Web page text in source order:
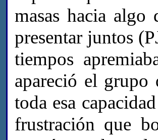
masas hacia
presentar juntos
tiempos
apareció el
toda esa
frustración que